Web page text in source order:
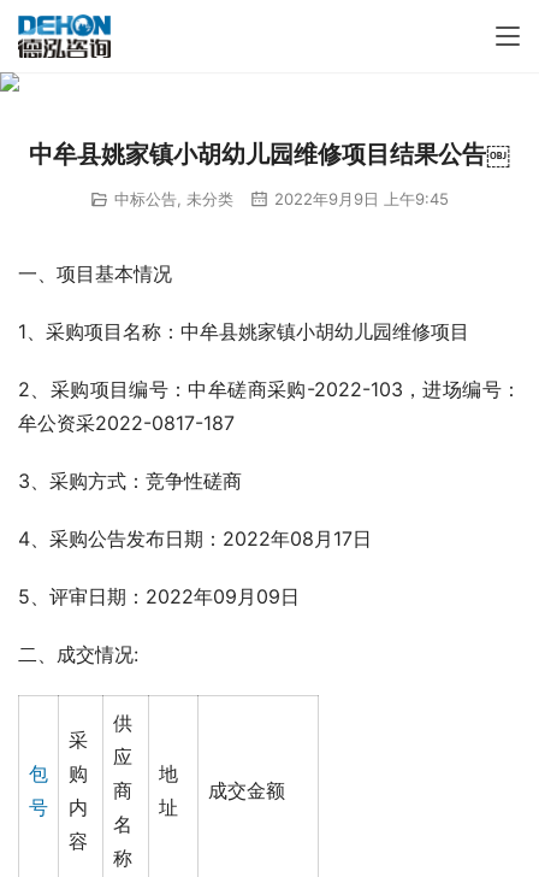
中牟县姚家镇小胡幼儿园维修项目结果公告￼
中标公告 未分类 2022年9月9日 上午9:45
一、项目基本情况
1、采购项目名称：中牟县姚家镇小胡幼儿园维修项目
2、采购项目编号：中牟磋商采购-2022-103，进场编号：
牟公资采2022-0817-187
3、采购方式：竞争性磋商
4、采购公告发布日期：2022年08月17日
5、评审日期：2022年09月09日
二、成交情况:
包
号
采
购
内
容
供
应
商
名
称
地
址
成交金额